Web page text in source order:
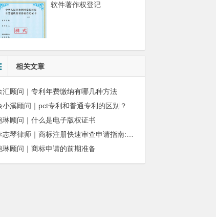
软件著作权登记
相关文章
汇顾问｜专利年费缴纳有哪几种方法
小溪顾问｜pct专利和普通专利的区别？
琳顾问｜什么是电子版权证书
琳顾问｜商标申请的前期准备